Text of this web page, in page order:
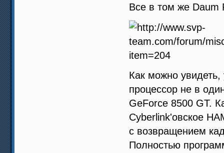
Все в том же Daum
Как можно
процессор не в
GeForce 8500 GT.
Cyberlink'овское
с возвращением
Полностью